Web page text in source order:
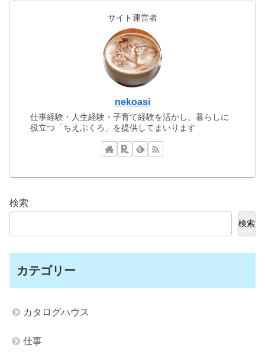
サイト運営者
nekoasi
仕事経験・人生経験・子育て経験を活かし、暮らしに
役立つ「ちえぶくろ」を提供してまいります
検索
検索
カテゴリー
カタログハウス
仕事